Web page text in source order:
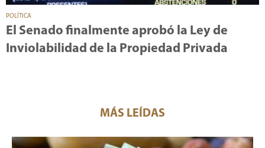
POLÍTICA
El Senado finalmente aprobó la Ley de
Inviolabilidad de la Propiedad Privada
MÁS LEÍDAS